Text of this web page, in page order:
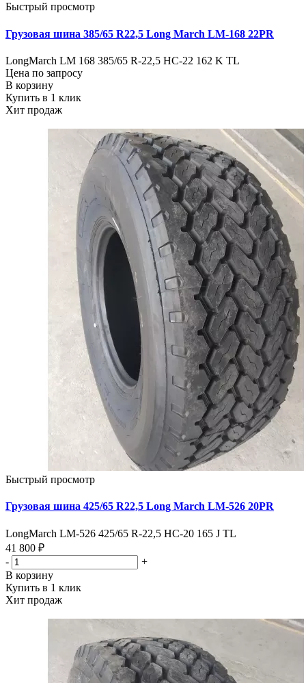
Быстрый просмотр
Грузовая шина 385/65 R22,5 Long March LM-168 22PR
LongMarch LM 168 385/65 R-22,5 НС-22 162 K TL
Цена по запросу
В корзину
Купить в 1 клик
Хит продаж
Быстрый просмотр
Грузовая шина 425/65 R22,5 Long March LM-526 20PR
LongMarch LM-526 425/65 R-22,5 НС-20 165 J TL
41 800 ₽
-
+
В корзину
Купить в 1 клик
Хит продаж